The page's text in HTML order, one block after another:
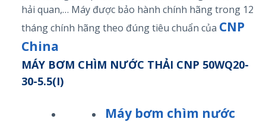
hải quan,… Máy được bảo hành chính hãng trong 12
tháng chính hãng theo đúng tiêu chuẩn của CNP
China
MÁY BƠM CHÌM NƯỚC THẢI CNP 50WQ20-
30-5.5(I)
Máy bơm chìm nước